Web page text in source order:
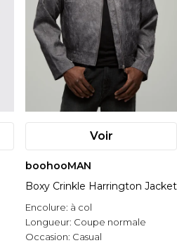
Voir
boohooMAN
Boxy Crinkle Harrington Jacket
Encolure: à col
Longueur: Coupe normale
Occasion: Casual